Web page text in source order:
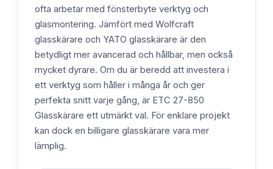
ofta arbetar med fönsterbyte verktyg och
glasmontering. Jämfört med Wolfcraft
glasskärare och YATO glasskärare är den
betydligt mer avancerad och hållbar, men också
mycket dyrare. Om du är beredd att investera i
ett verktyg som håller i många år och ger
perfekta snitt varje gång, är ETC 27-850
Glasskärare ett utmärkt val. För enklare projekt
kan dock en billigare glasskärare vara mer
lämplig.